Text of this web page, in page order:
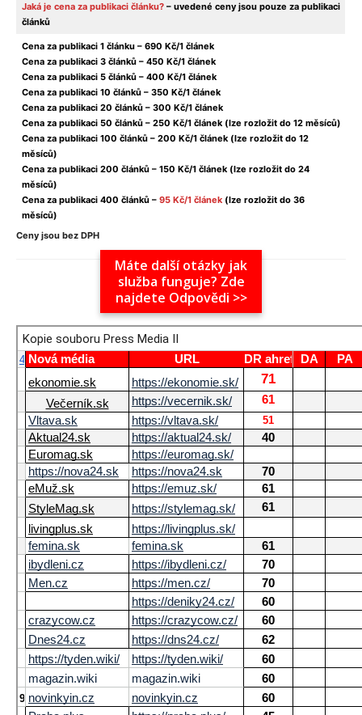
Jaká je cena za publikaci článku?– uvedené ceny jsou pouze za publikaci
článků
Cena za publikaci 1 článku –⁠ 690 Kč/1 článek
Cena za publikaci 3 článků –⁠ 450 Kč/1 článek
Cena za publikaci 5 článků –⁠ 400 Kč/1 článek
Cena za publikaci 10 článků –⁠ 350 Kč/1 článek
Cena za publikaci 20 článků –⁠ 300 Kč/1 článek
Cena za publikaci 50 článků –⁠ 250 Kč/1 článek (lze rozložit do 12 měsíců)
Cena za publikaci 100 článků –⁠ 200 Kč/1 článek (lze rozložit do 12
měsíců)
Cena za publikaci 200 článků –⁠ 150 Kč/1 článek (lze rozložit do 24
měsíců)
Cena za publikaci 400 článků –⁠ 95 Kč/1 článek(lze rozložit do 36
měsíců)
Ceny jsou bez DPH
Máte další otázky jak
služba funguje? Zde
najdete Odpovědi >>